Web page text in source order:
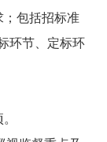
；包括招标准
环节、定标环